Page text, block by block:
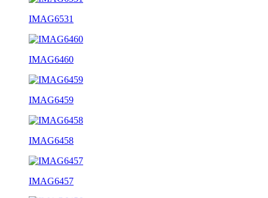
IMAG6531
IMAG6460
IMAG6459
IMAG6458
IMAG6457